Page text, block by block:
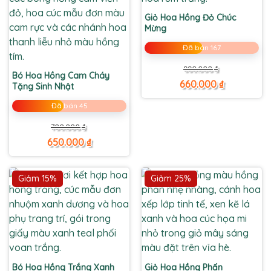
Bó Hoa Hồng Cam Cháy
Tặng Sinh Nhật
Đã bán 45
700.000₫
Giá
gốc
là:
700.000 ₫.
650.000₫
Giá
hiện
tại
là:
650.000 ₫.
Giỏ Hoa Hồng Đỏ Chúc
Mừng
Đã bán 167
880.000₫
Giá
gốc
là:
880.000 ₫.
660.000₫
Giá
hiện
tại
là:
660.000 ₫.
Giảm 15%
Bó Hoa Hồng Trắng Xanh
Giảm 25%
Giỏ Hoa Hồng Phấn